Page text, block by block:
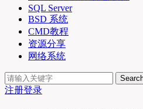
SQL Server
BSD 系统
CMD教程
资源分享
网络系统
注册登录